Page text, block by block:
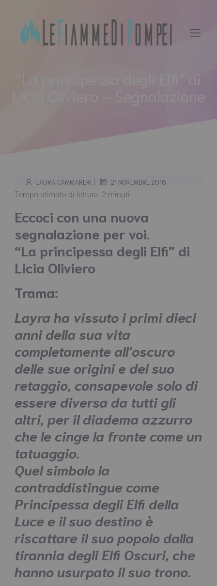
contenuto
Licia Oliviero – Segnalazione
LAURA CAMMARERI | 21 NOVEMBRE 2016
Tempo stimato di lettura: 2 minuti
Eccoci con una nuova
segnalazione per voi.
“La principessa degli Elfi” di
Licia Oliviero
Trama:
Layra ha vissuto i primi dieci
anni della sua vita
completamente all’oscuro
delle sue origini e del suo
retaggio, consapevole solo di
essere diversa da tutti gli
altri, per il diadema azzurro
che le cinge la fronte come un
tatuaggio.
Quel simbolo la
contraddistingue come
Principessa degli Elfi della
Luce e il suo destino è
riscattare il suo popolo dalla
tirannia degli Elfi Oscuri, che
hanno usurpato il suo trono.